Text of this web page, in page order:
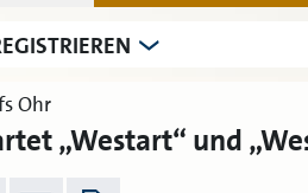
Ohr
„Westart“ und